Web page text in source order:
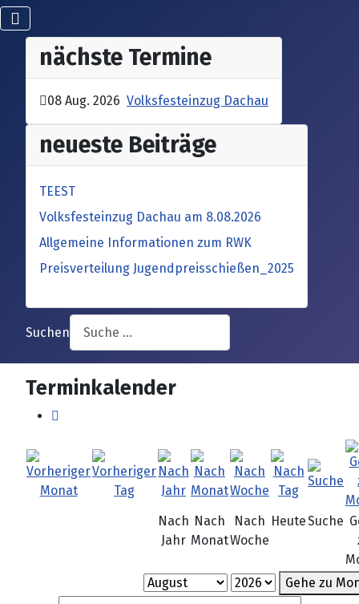
nächste Termine
08 Aug. 2026 Volksfesteinzug Dachau
neueste Beiträge
TEEST
Volksfesteinzug Dachau am 8.08.2026
Allgemeine Informationen zum RWK
Preisverteilung Jugendpreisschießen_2025
Suchen
Terminkalender
Nach
Jahr
Nach
Monat
Nach
Woche
HeuteSuche
Gehe zu